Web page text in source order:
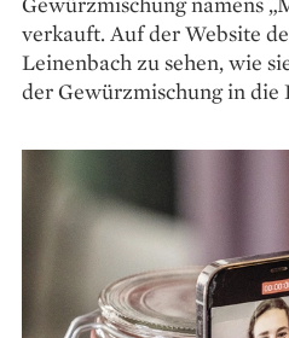
verkauft. Auf der Website
Leinenbach zu sehen, wie
der Gewürzmischung in die